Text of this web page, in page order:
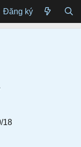
Đăng ký
18